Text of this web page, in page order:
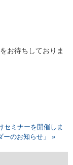
お待ちしておりま
セミナーを開催しま
ーのお知らせ」 »